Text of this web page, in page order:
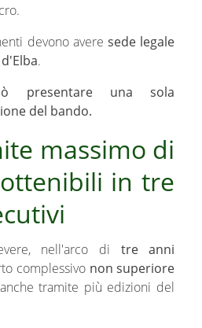
devono avere sede legale
.
presentare una sola
del bando.
massimo di
in tre
nell'arco di tre anni
complessivo non superiore
tramite più edizioni del